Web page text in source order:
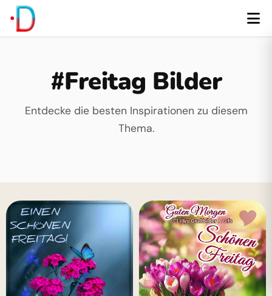
#Freitag Bilder
Entdecke die besten Inspirationen zu diesem
Thema.